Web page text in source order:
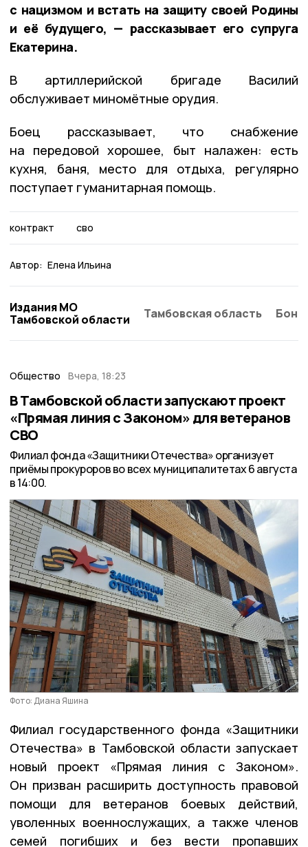
с нацизмом и встать на защиту своей Родины
и её будущего, — рассказывает его супруга
Екатерина.
В артиллерийской бригаде Василий
обслуживает миномётные орудия.
Боец рассказывает, что снабжение
на передовой хорошее, быт налажен: есть
кухня, баня, место для отдыха, регулярно
поступает гуманитарная помощь.
контракт сво
Автор: Елена Ильина
Издания МО
Тамбовской области
Тамбовская область
Общество Вчера, 18:23
В Тамбовской области запускают проект
«Прямая линия с Законом» для ветеранов
СВО
Филиал фонда «Защитники Отечества» организует
приёмы прокуроров во всех муниципалитетах 6 августа
в 14:00.
Фото: Диана Яшина
Филиал государственного фонда «Защитники
Отечества» в Тамбовской области запускает
новый проект «Прямая линия с Законом».
Он призван расширить доступность правовой
помощи для ветеранов боевых действий,
уволенных военнослужащих, а также членов
семей погибших и без вести пропавших